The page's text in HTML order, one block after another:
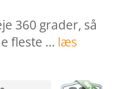
360 grader, så
fleste … læs